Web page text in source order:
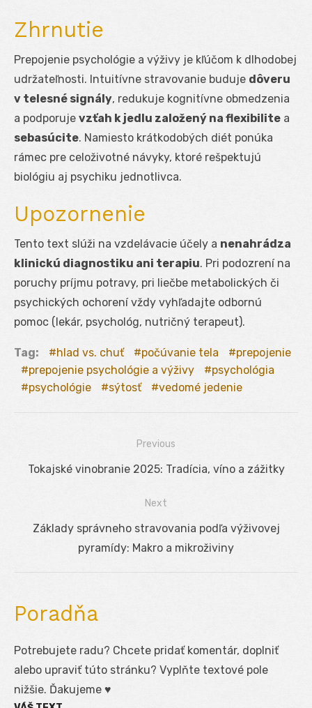
Zhrnutie
Prepojenie psychológie a výživy je kľúčom k dlhodobej
udržateľnosti. Intuitívne stravovanie buduje dôveru
v telesné signály, redukuje kognitívne obmedzenia
a podporuje vzťah k jedlu založený na flexibilite a
sebasúcite. Namiesto krátkodobých diét ponúka
rámec pre celoživotné návyky, ktoré rešpektujú
biológiu aj psychiku jednotlivca.
Upozornenie
Tento text slúži na vzdelávacie účely a nenahrádza
klinickú diagnostiku ani terapiu. Pri podozrení na
poruchy príjmu potravy, pri liečbe metabolických či
psychických ochorení vždy vyhľadajte odbornú
pomoc (lekár, psychológ, nutričný terapeut).
Tag: hlad vs. chuť počúvanie tela
prepojenie
prepojenie psychológie a výživy
psychológia
psychológie
sýtosť vedomé jedenie
Navigácia
Previous
Previous
Tokajské vinobranie 2025: Tradícia, víno a zážitky
Next
Next
Základy správneho stravovania podľa výživovej
pyramídy: Makro a mikroživiny
Poradňa
Potrebujete radu? Chcete pridať komentár, doplniť
alebo upraviť túto stránku? Vyplňte textové pole
nižšie. Ďakujeme ♥